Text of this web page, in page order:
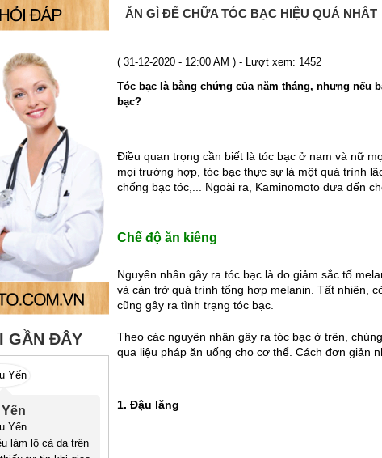
GẦN ĐÂY
làm lộ cả da trên
ĂN GÌ ĐỂ CHỮA TÓC BẠC HIỆU QUẢ NHẤT
( 31-12-2020 - 12:00 AM ) - Lượt xem: 1452
Tóc bạc là bằng chứng của năm tháng, nhưng nếu
bạc?
Điều quan trọng cần biết là tóc bạc ở nam và nữ
mọi trường hợp, tóc bạc thực sự là một quá trình
chống bạc tóc,... Ngoài ra, Kaminomoto đưa đến
Chế độ ăn kiêng
Nguyên nhân gây ra tóc bạc là do giảm sắc tố
và cản trở quá trình tổng hợp melanin. Tất nhiên,
cũng gây ra tình trạng tóc bạc.
Theo các nguyên nhân gây ra tóc bạc ở trên,
qua liệu pháp ăn uống cho cơ thể. Cách đơn giản
1. Đậu lăng